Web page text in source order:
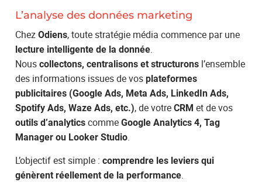
L’analyse des données marketing
ChezOdiens, toute stratégie média commence par une
lecture intelligente de la donnée.
Nouscollectons, centralisons et structurons l’ensemble
des informations issues de vosplateformes
publicitaires (Google Ads, Meta Ads, LinkedIn Ads,
Spotify Ads, Waze Ads, etc.), de votreCRM et de vos
outils d’analytics commeGoogle Analytics 4, Tag
Manager ou Looker Studio.
L’objectif est simple :comprendre les leviers qui
génèrent réellement de la performance.